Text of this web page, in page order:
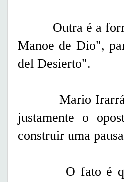
Outra é a forma
Manoe de Dio",
del Desierto".
Mario
justamente o
construir uma
O fato é que